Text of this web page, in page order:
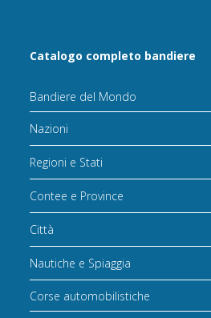
Catalogo completo bandiere
Bandiere del Mondo
Nazioni
Regioni e Stati
Contee e Province
Città
Nautiche e Spiaggia
Corse automobilistiche